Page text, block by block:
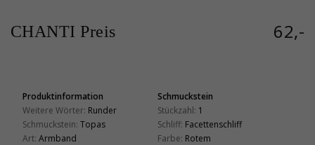
CHANTI Preis 62,-
Produktinformation
Weitere Wörter: Runder
Schmuckstein: Topas
Art: Armband
Schmuckstein
Stückzahl: 1
Schliff: Facettenschliff
Farbe: Rotem